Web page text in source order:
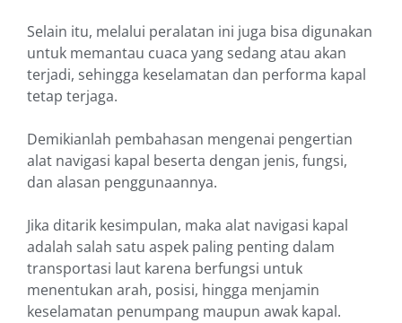
Selain itu, melalui peralatan ini juga bisa digunakan
untuk memantau cuaca yang sedang atau akan
terjadi, sehingga keselamatan dan performa kapal
tetap terjaga.
Demikianlah pembahasan mengenai pengertian
alat navigasi kapal beserta dengan jenis, fungsi,
dan alasan penggunaannya.
Jika ditarik kesimpulan, maka alat navigasi kapal
adalah salah satu aspek paling penting dalam
transportasi laut karena berfungsi untuk
menentukan arah, posisi, hingga menjamin
keselamatan penumpang maupun awak kapal.